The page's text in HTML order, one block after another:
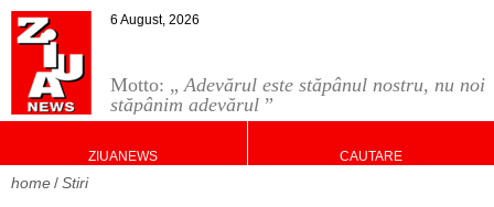
Motto: „Adevărul este stăpânul nostru, nu noi
stăpânim adevărul ”
6 August, 2026
ZIUANEWS CAUTARE
home Stiri